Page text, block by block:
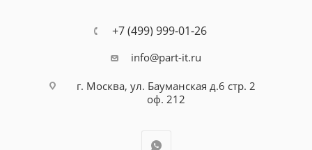
+7 (499) 999-01-26
info@part-it.ru
г. Москва, ул. Бауманская д.6 стр. 2
оф. 212